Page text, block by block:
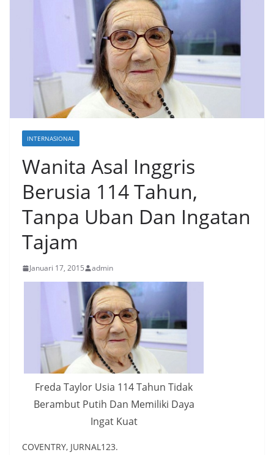
INTERNASIONAL
Wanita Asal Inggris
Berusia 114 Tahun,
Tanpa Uban Dan Ingatan
Tajam
Januari 17, 2015 admin
Freda Taylor Usia 114 Tahun Tidak
Berambut Putih Dan Memiliki Daya
Ingat Kuat
COVENTRY, JURNAL123.